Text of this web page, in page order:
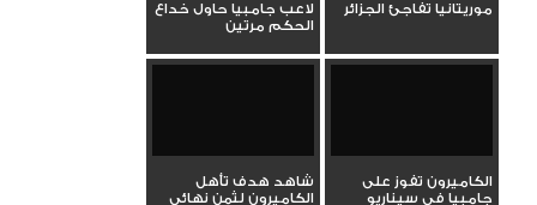
موريتانيا تفاجئ الجزائر
لاعب جامبيا حاول خداع
الحكم مرتين
الكاميرون تفوز على
جامبيا في سيناريو
شاهد هدف تأهل
الكاميرون لثمن نهائي